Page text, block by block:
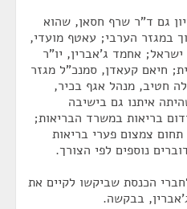
גם ד"ר שרף חסאן, שהוא
במגזר הערבי; עאטף מועדי,
אחמד ג'אברין, יו"ר
חיאם קעאדן, סמנכ"ל מגזר
חטיב, מנהל אגף בכיר,
איתנו גם בישיבה
בריאות במשרד הבריאות;
צמצום פערי בריאות
נוספים לפי הצורך.
הכנסת שביקשו לקיים את
בבקשה.